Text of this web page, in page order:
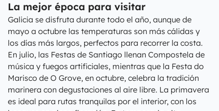
La mejor época para visitar
Galicia se disfruta durante todo el año, aunque de
mayo a octubre las temperaturas son más cálidas y
los días más largos, perfectos para recorrer la costa.
En julio, las Festas de Santiago llenan Compostela de
música y fuegos artificiales, mientras que la Festa do
Marisco de O Grove, en octubre, celebra la tradición
marinera con degustaciones al aire libre. La primavera
es ideal para rutas tranquilas por el interior, con los